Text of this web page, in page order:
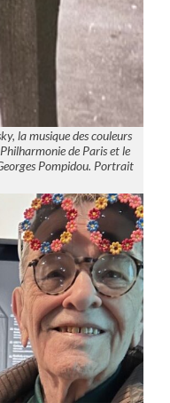
la musique des couleurs
de Paris et le
Pompidou. Portrait